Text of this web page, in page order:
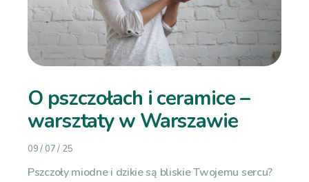
O pszczołach i ceramice –
warsztaty w Warszawie
09 / 07 / 25
Pszczoły miodne i dzikie są bliskie Twojemu sercu?